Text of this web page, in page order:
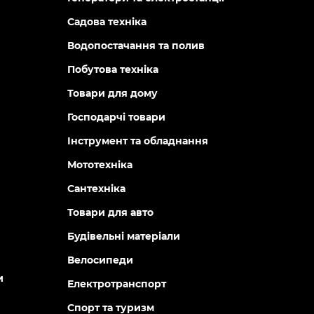
Садова техніка
Водопостачання та полив
Побутова техніка
Товари для дому
Господарчі товари
Інструмент та обладнання
Мототехніка
Сантехніка
Товари для авто
Будівельні матеріали
Велосипеди
Електротранспорт
Спорт та туризм